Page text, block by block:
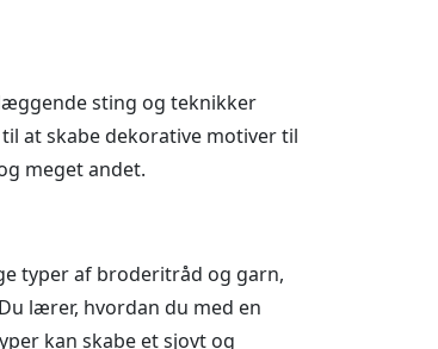
sting og teknikker
at skabe dekorative motiver til
meget andet.
typer af broderitråd og garn,
lærer, hvordan du med en
kan skabe et sjovt og